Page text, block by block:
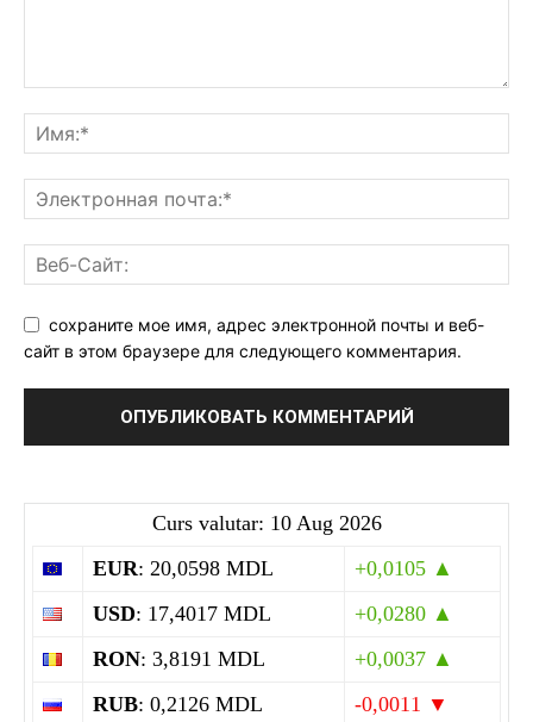
сохраните мое имя, адрес электронной почты и веб-
сайт в этом браузере для следующего комментария.
Curs valutar: 10 Aug 2026
EUR: 20,0598 MDL
+0,0105 ▲
USD: 17,4017 MDL
+0,0280 ▲
RON: 3,8191 MDL
+0,0037 ▲
RUB: 0,2126 MDL
-0,0011 ▼